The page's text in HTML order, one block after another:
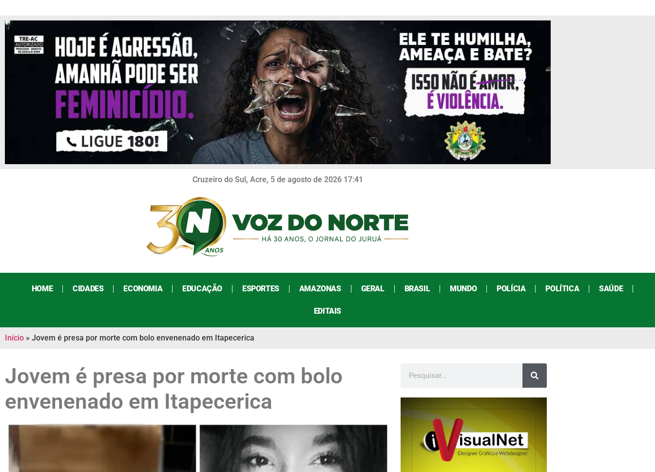
Cruzeiro do Sul, Acre, 5 de agosto de 2026 17:41
HOME CIDADES ECONOMIA EDUCAÇÃO ESPORTES AMAZONAS GERAL BRASIL MUNDO POLÍCIA POLÍTICA SAÚDE
EDITAIS
Início » Jovem é presa por morte com bolo envenenado em Itapecerica
Jovem é presa por morte com bolo
envenenado em Itapecerica